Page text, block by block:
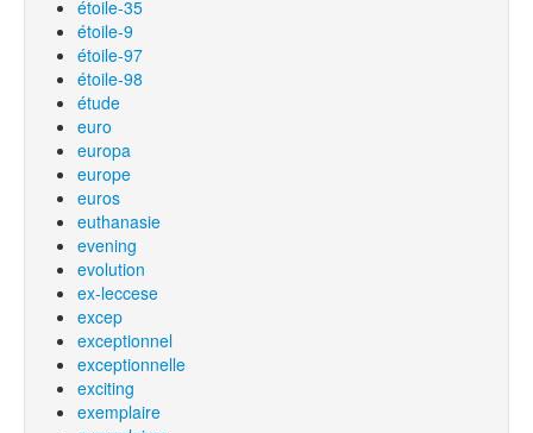
étoile-35
étoile-9
étoile-97
étoile-98
étude
euro
europa
europe
euros
euthanasie
evening
evolution
ex-leccese
excep
exceptionnel
exceptionnelle
exciting
exemplaire